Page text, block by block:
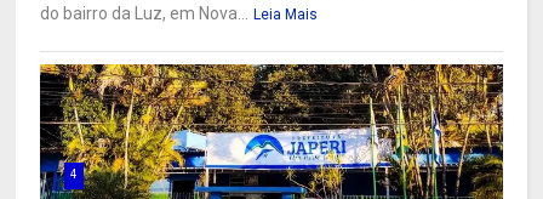
do bairro da Luz, em Nova...
Leia Mais
4